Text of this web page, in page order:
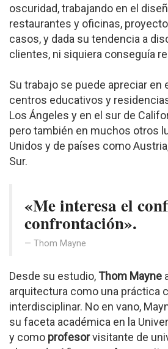
oscuridad, trabajando en el
restaurantes y oficinas,
casos, y dada su tendencia a
clientes, ni siquiera conseguía
Su trabajo se puede apreciar en
centros educativos y
Los Ángeles y en el sur de
pero también en muchos otros
Unidos y de países como
Sur.
«Me interesa el
confrontación».
Thom Mayne
Desde su estudio, Thom Mayne
arquitectura como una práctica
interdisciplinar. No en vano,
su faceta académica en la
y como profesorvisitante de